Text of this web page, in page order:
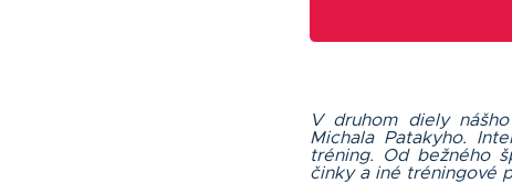
V druhom diely
Michala Patakyho.
tréning. Od bežného
činky a iné tréningové